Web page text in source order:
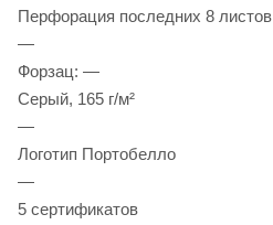
Перфорация последних 8 листов
—
Форзац: —
Серый, 165 г/м²
—
Логотип Портобелло
—
5 сертификатов